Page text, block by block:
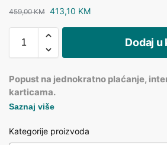
459,00KM 413,10 KM
Dodaj u
Popust na jednokratno plaćanje,
karticama.
Saznaj više
Kategorije proizvoda